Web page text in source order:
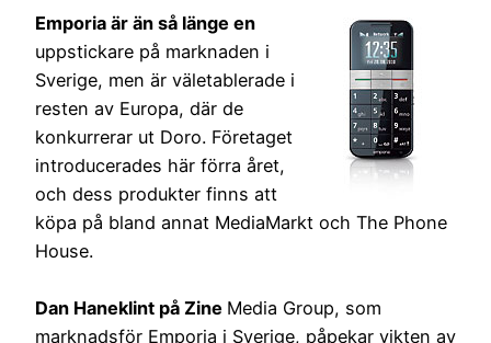
Emporia är än så länge en
uppstickare på marknaden i
Sverige, men är väletablerade i
resten av Europa, där de
konkurrerar ut Doro. Företaget
introducerades här förra året,
och dess produkter finns att
köpa på bland annat MediaMarkt och The Phone
House.
Dan Haneklint på Zine Media Group, som
marknadsför Emporia i Sverige, påpekar vikten av